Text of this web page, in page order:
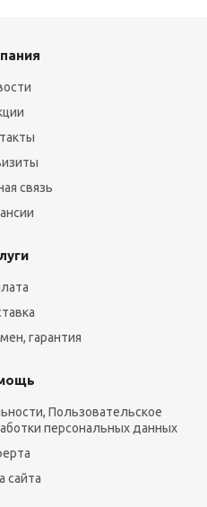
связь
гарантия
Пользовательское
персональных данных
сайта